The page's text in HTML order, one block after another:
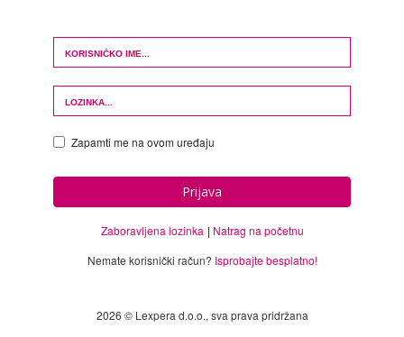
Zapamti me na ovom uređaju
Prijava
Zaboravljena lozinka
Natrag na početnu
Nemate korisnički račun? Isprobajte besplatno!
2026 © Lexpera d.o.o., sva prava pridržana